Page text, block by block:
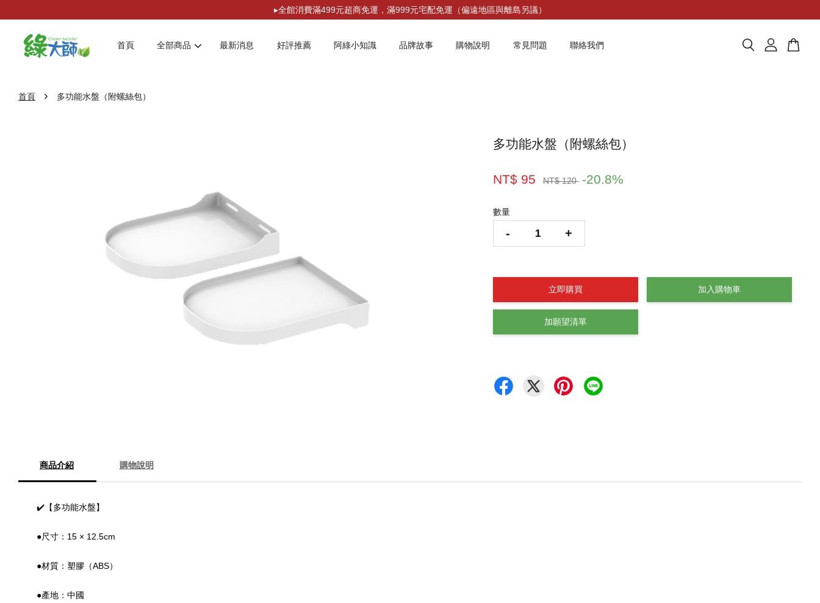
▸全館消費滿499元超商免運，滿999元宅配免運（偏遠地區與離島另議）
首頁 全部商品 最新消息 好評推薦 阿綠小知識 品牌故事 購物說明 常見問題 聯絡我們
首頁 › 多功能水盤（附螺絲包）
多功能水盤（附螺絲包）
NT$ 95 NT$ 120 -20.8%
數量
- +
立即購買 加入購物車
加願望清單
商品介紹 購物說明
✔️【多功能水盤】
●尺寸：15 × 12.5cm
●材質：塑膠（ABS）
●產地：中國